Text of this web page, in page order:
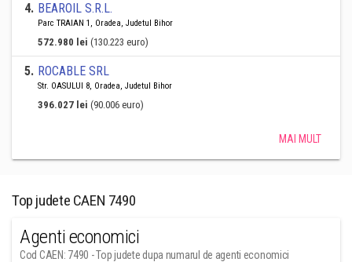
4. BEAROIL S.R.L.
Parc TRAIAN 1, Oradea, Judetul Bihor
572.980 lei (130.223 euro)
5. ROCABLE SRL
Str. OASULUI 8, Oradea, Judetul Bihor
396.027 lei (90.006 euro)
MAI MULT
Top judete CAEN 7490
Agenti economici
Cod CAEN: 7490 - Top judete dupa numarul de agenti economici